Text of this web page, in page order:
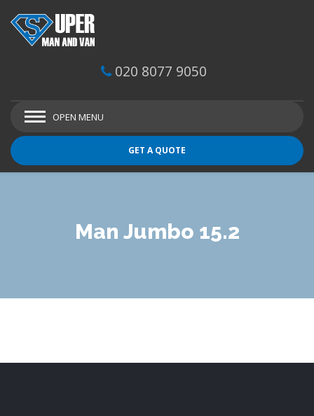
020 8077 9050
OPEN MENU
GET A QUOTE
Man Jumbo 15.2